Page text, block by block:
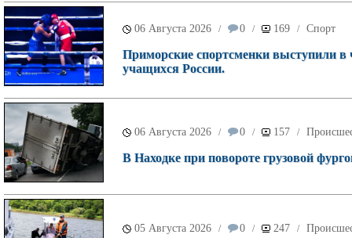
06 Августа 2026 / 0 / 169 / Спорт
Приморские спортсменки выступили в
учащихся России.
06 Августа 2026 / 0 / 157 /
В Находке при повороте грузовой
05 Августа 2026 / 0 / 247 /